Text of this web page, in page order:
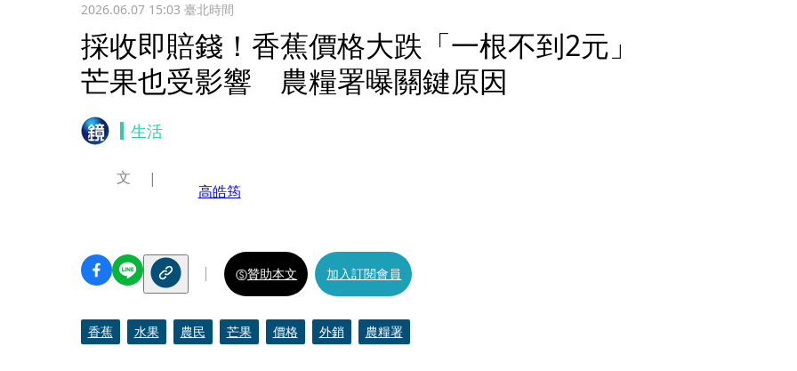
2026.06.07 15:03 臺北時間
採收即賠錢！香蕉價格大跌「一根不到2元」
芒果也受影響 農糧署曝關鍵原因
生活
文
高皓筠
贊助本文 加入訂閱會員
香蕉 水果 農民 芒果 價格 外銷 農糧署